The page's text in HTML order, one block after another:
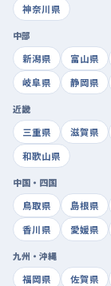
神奈川県
中部
新潟県
富山県
岐阜県
静岡県
近畿
三重県
滋賀県
和歌山県
中国・四国
鳥取県
島根県
香川県
愛媛県
九州・沖縄
福岡県
佐賀県